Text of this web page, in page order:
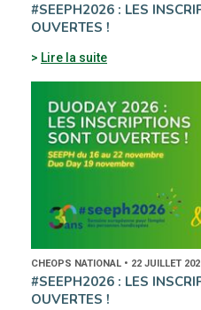
#SEEPH2026 : LES
OUVERTES !
Lire la suite
CHEOPS NATIONAL • 22 JUILLET
#SEEPH2026 : LES
OUVERTES !